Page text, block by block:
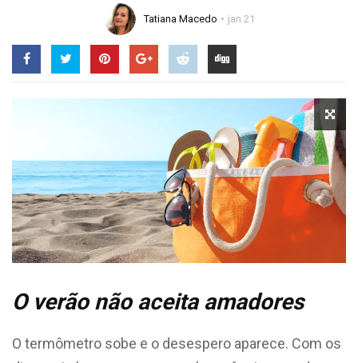
Tatiana Macedo jan 21
O verão não aceita amadores
O termômetro sobe e o desespero aparece. Com os